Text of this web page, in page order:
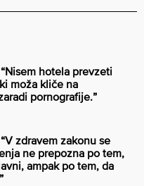
hotela prevzeti
moža kliče na
pornografije.”
zdravem zakonu se
ne prepozna po tem,
ampak po tem, da